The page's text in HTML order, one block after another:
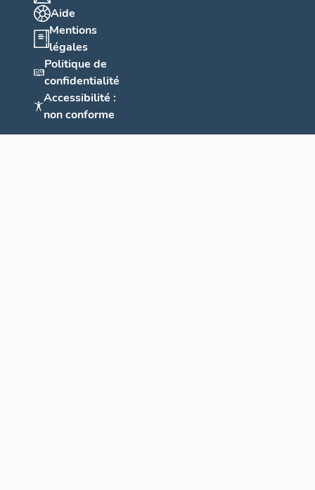
Aide
Mentions
légales
Politique de
confidentialité
Accessibilité :
non conforme